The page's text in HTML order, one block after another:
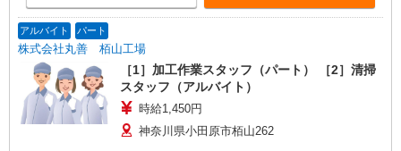
アルバイト パート
株式会社丸善 栢山工場
［1］加工作業スタッフ（パート） ［2］清掃
スタッフ（アルバイト）
時給1,450円
神奈川県小田原市栢山262